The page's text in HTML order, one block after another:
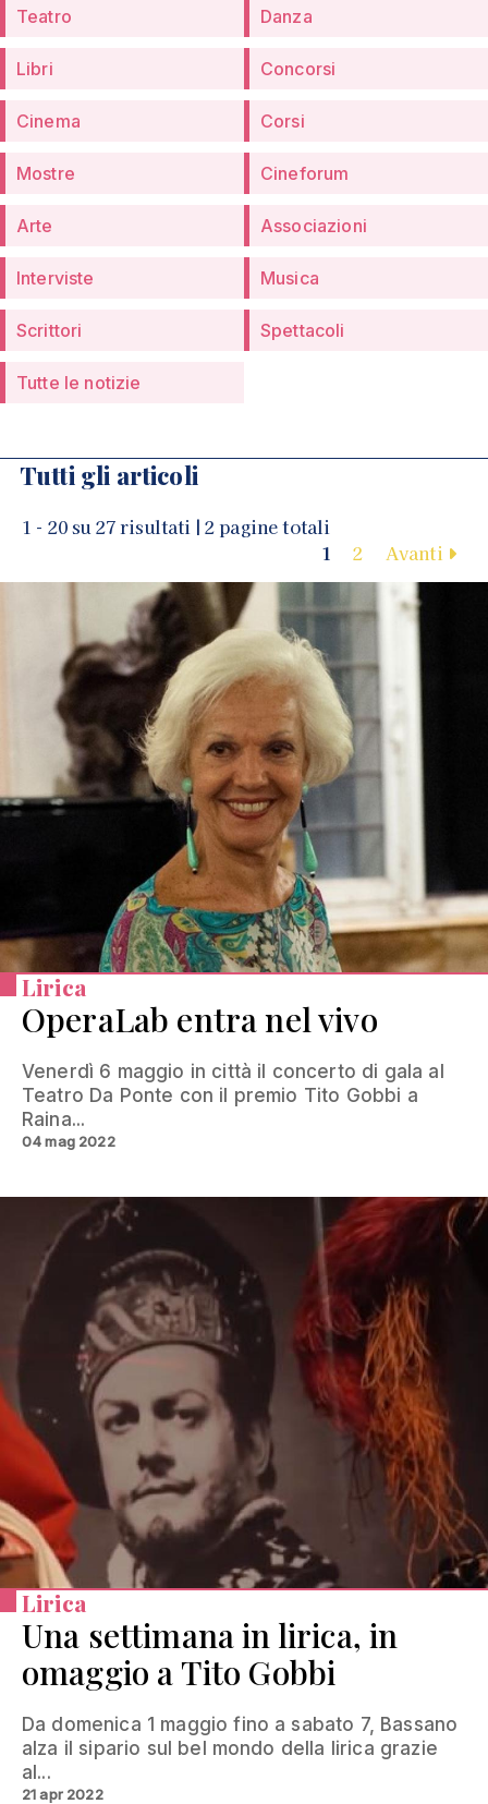
Teatro Danza
Libri Concorsi
Cinema Corsi
Mostre Cineforum
Arte Associazioni
Interviste Musica
Scrittori Spettacoli
Tutte le notizie
Tutti gli articoli
1 - 20 su 27 risultati | 2 pagine totali
1
2 Avanti
Lirica
OperaLab entra nel vivo
Venerdì 6 maggio in città il concerto di gala al
Teatro Da Ponte con il premio Tito Gobbi a
Raina...
04 mag 2022
Lirica
Una settimana in lirica, in
omaggio a Tito Gobbi
Da domenica 1 maggio fino a sabato 7, Bassano
alza il sipario sul bel mondo della lirica grazie
al...
21 apr 2022